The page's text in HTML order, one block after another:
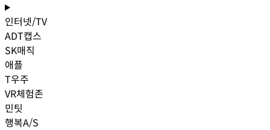
인터넷/TV
ADT캡스
SK매직
애플
T우주
VR체험존
민팃
행복A/S